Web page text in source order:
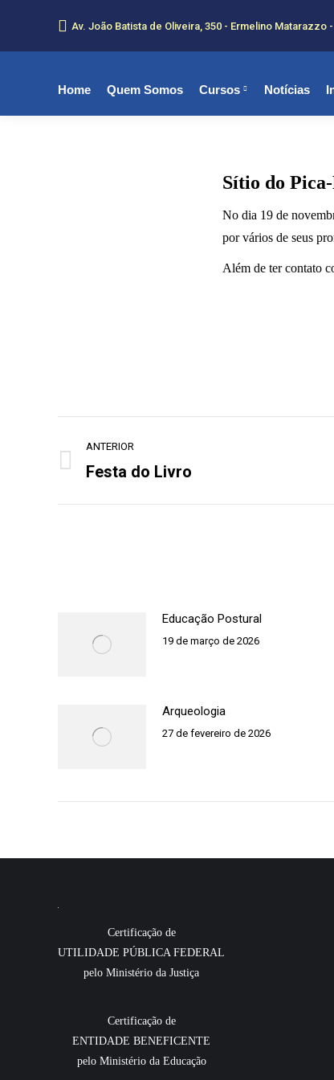
Av. João Batista de Oliveira, 350 - Ermelino Matarazzo
Home Quem Somos Cursos Notícias
Sítio do
No dia 19 de
por vários de seus
Além de ter contato
ANTERIOR
Post
Festa do Livro
Educação Postural
19 de março de 2026
Arqueologia
27 de fevereiro de 2026
Certificação de
UTILIDADE PÚBLICA FEDERAL
pelo Ministério da Justiça
Certificação de
ENTIDADE BENEFICENTE
pelo Ministério da Educação